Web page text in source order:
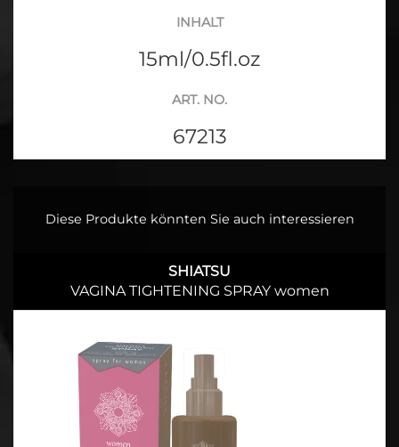
INHALT
15ml/0.5fl.oz
ART. NO.
67213
Diese Produkte könnten Sie auch interessieren
SHIATSU
VAGINA TIGHTENING SPRAY women